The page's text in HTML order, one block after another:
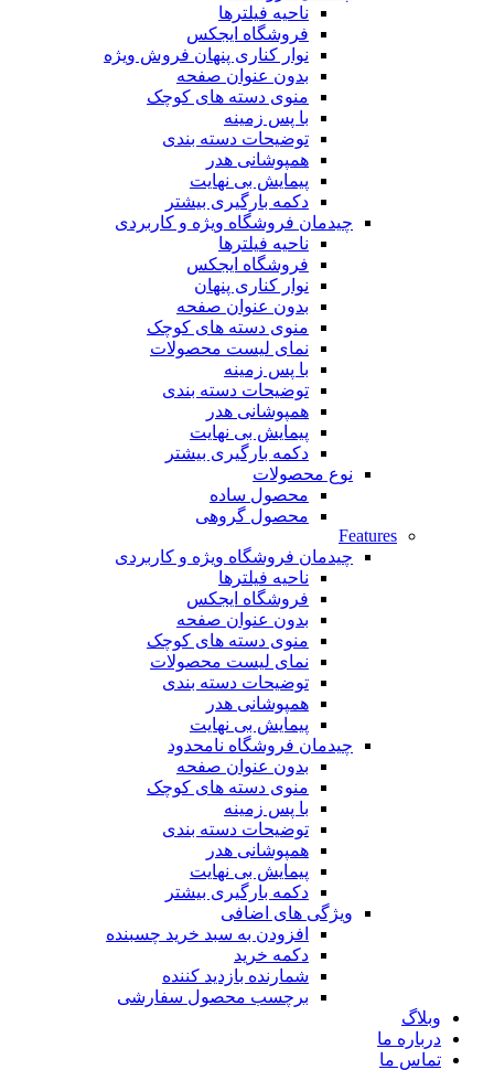
ناحیه فیلترها
فروشگاه ایجکس
نوار کناری پنهان فروش ویژه
بدون عنوان صفحه
منوی دسته های کوچک
با پس زمینه
توضیحات دسته بندی
همپوشانی هدر
پیمایش بی نهایت
دکمه بارگیری بیشتر
چیدمان فروشگاه ویژه و کاربردی
ناحیه فیلترها
فروشگاه ایجکس
نوار کناری پنهان
بدون عنوان صفحه
منوی دسته های کوچک
نمای لیست محصولات
با پس زمینه
توضیحات دسته بندی
همپوشانی هدر
پیمایش بی نهایت
دکمه بارگیری بیشتر
نوع محصولات
محصول ساده
محصول گروهی
Features
چیدمان فروشگاه ویژه و کاربردی
ناحیه فیلترها
فروشگاه ایجکس
بدون عنوان صفحه
منوی دسته های کوچک
نمای لیست محصولات
توضیحات دسته بندی
همپوشانی هدر
پیمایش بی نهایت
چیدمان فروشگاه نامحدود
بدون عنوان صفحه
منوی دسته های کوچک
با پس زمینه
توضیحات دسته بندی
همپوشانی هدر
پیمایش بی نهایت
دکمه بارگیری بیشتر
ویژگی های اضافی
افزودن به سبد خرید چسبنده
دکمه خرید
شمارنده بازدید کننده
برچسب محصول سفارشی
وبلاگ
درباره ما
تماس ما